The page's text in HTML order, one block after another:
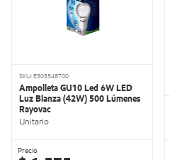
SKU: E303548700
Ampolleta GU10 Led 6W LED
Luz Blanza (42W) 500 Lúmenes
Rayovac
Unitario
Precio